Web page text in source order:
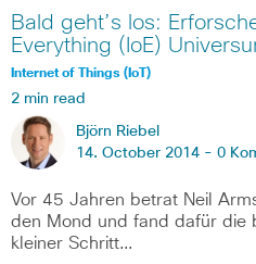
Bald geht’s los:
Everything (IoE)
Internet of Things (IoT)
2 min read
Björn Riebel
14. October 2014 - 0
Vor 45 Jahren betrat Neil
den Mond und fand dafür die
kleiner Schritt…